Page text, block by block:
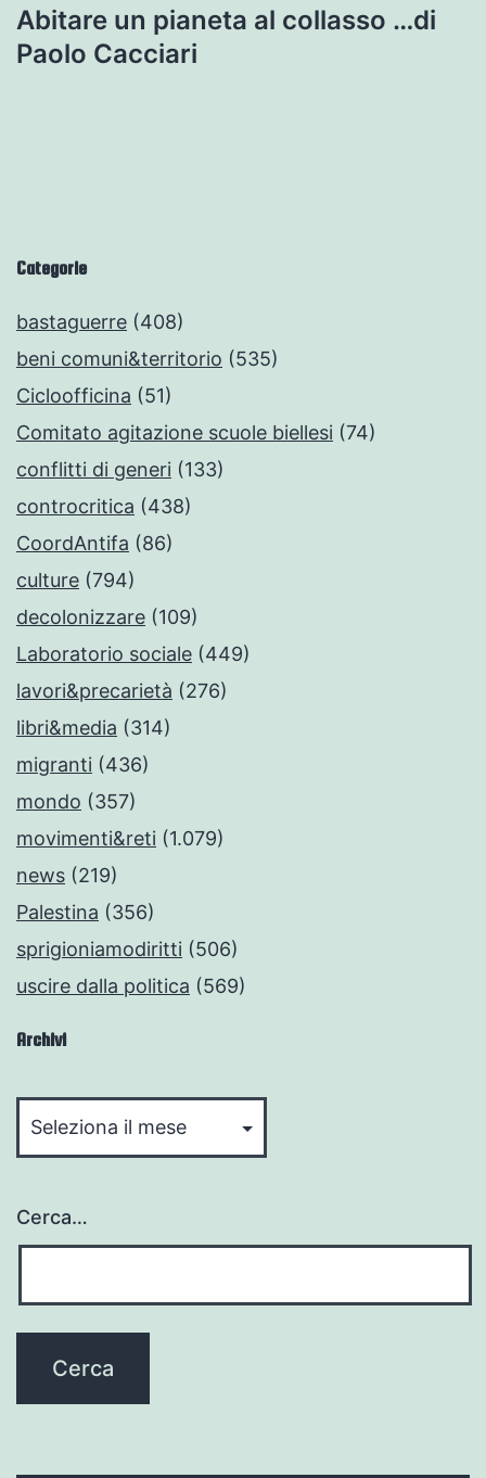
Abitare un pianeta al collasso …di
Paolo Cacciari
Categorie
bastaguerre (408)
beni comuni&territorio (535)
Cicloofficina (51)
Comitato agitazione scuole biellesi (74)
conflitti di generi (133)
controcritica (438)
CoordAntifa (86)
culture (794)
decolonizzare (109)
Laboratorio sociale (449)
lavori&precarietà (276)
libri&media (314)
migranti (436)
mondo (357)
movimenti&reti (1.079)
news (219)
Palestina (356)
sprigioniamodiritti (506)
uscire dalla politica (569)
Archivi
Cerca…